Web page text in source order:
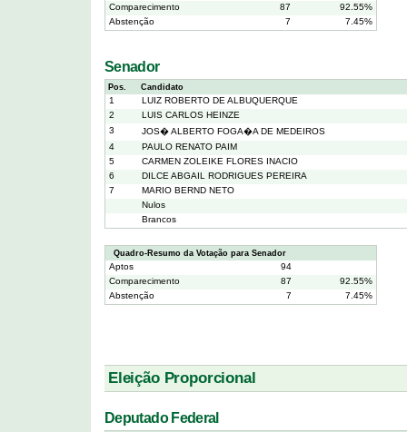
Comparecimento
87
92.55%
Abstenção
7 7.45%
Senador
Pos. Candidato
1
LUIZ ROBERTO DE ALBUQUERQUE
2
LUIS CARLOS HEINZE
3
JOS� ALBERTO FOGA�A DE MEDEIROS
4
PAULO RENATO PAIM
5
CARMEN ZOLEIKE FLORES INACIO
6
DILCE ABGAIL RODRIGUES PEREIRA
7
MARIO BERND NETO
Nulos
Brancos
Quadro-Resumo da Votação para Senador
Aptos
94
Comparecimento
87
92.55%
Abstenção
7 7.45%
Eleição Proporcional
Deputado Federal